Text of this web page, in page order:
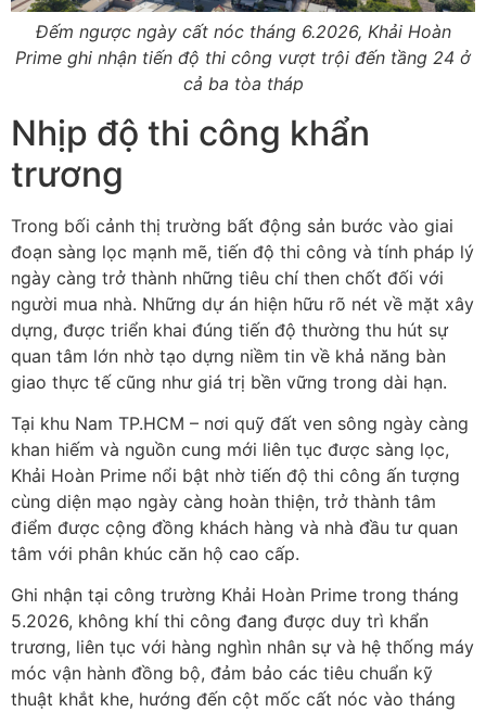
Đếm ngược ngày cất nóc tháng 6.2026, Khải Hoàn
Prime ghi nhận tiến độ thi công vượt trội đến tầng 24 ở
cả ba tòa tháp
Nhịp độ thi công khẩn
trương
Trong bối cảnh thị trường bất động sản bước vào giai
đoạn sàng lọc mạnh mẽ, tiến độ thi công và tính pháp lý
ngày càng trở thành những tiêu chí then chốt đối với
người mua nhà. Những dự án hiện hữu rõ nét về mặt xây
dựng, được triển khai đúng tiến độ thường thu hút sự
quan tâm lớn nhờ tạo dựng niềm tin về khả năng bàn
giao thực tế cũng như giá trị bền vững trong dài hạn.
Tại khu Nam TP.HCM – nơi quỹ đất ven sông ngày càng
khan hiếm và nguồn cung mới liên tục được sàng lọc,
Khải Hoàn Prime nổi bật nhờ tiến độ thi công ấn tượng
cùng diện mạo ngày càng hoàn thiện, trở thành tâm
điểm được cộng đồng khách hàng và nhà đầu tư quan
tâm với phân khúc căn hộ cao cấp.
Ghi nhận tại công trường Khải Hoàn Prime trong tháng
5.2026, không khí thi công đang được duy trì khẩn
trương, liên tục với hàng nghìn nhân sự và hệ thống máy
móc vận hành đồng bộ, đảm bảo các tiêu chuẩn kỹ
thuật khắt khe, hướng đến cột mốc cất nóc vào tháng